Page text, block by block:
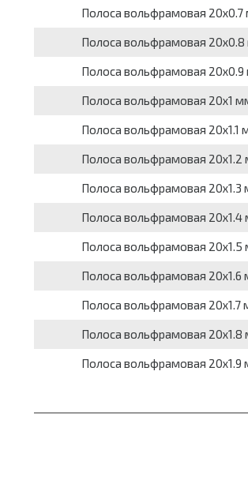
Полоса вольфрамовая
Полоса вольфрамовая
Полоса вольфрамовая
Полоса вольфрамовая 20x1
Полоса вольфрамовая
Полоса вольфрамовая
Полоса вольфрамовая
Полоса вольфрамовая
Полоса вольфрамовая
Полоса вольфрамовая
Полоса вольфрамовая
Полоса вольфрамовая
Полоса вольфрамовая